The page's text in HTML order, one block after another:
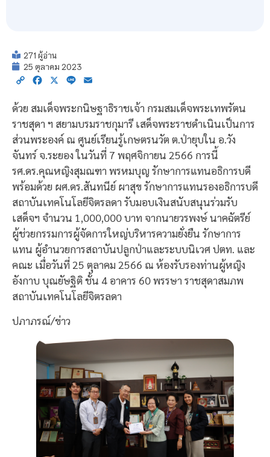
271 ผู้อ่าน
25 ตุลาคม 2023
Copy Facebook
X Line
ด้วย สมเด็จพระกนิษฐาธิราชเจ้า กรมสมเด็จพระเทพรัตน
ราชสุดา ฯ สยามบรมราชกุมารี เสด็จพระราชดำเนินเป็นการ
ส่วนพระองค์ ณ ศูนย์เรียนรู้เกษตรนวัต ต.ป่ายุบใน อ.วัง
จันทร์ จ.ระยอง ในวันที่ 7 พฤศจิกายน 2566 การนี้
รศ.ดร.คุณหญิงสุมณฑา พรหมบุญ รักษาการแทนอธิการบดี
พร้อมด้วย ผศ.ดร.สันทนีย์ ผาสุข รักษาการแทนรองอธิการบดี
สถาบันเทคโนโลยีจิตรลดา รับมอบเงินสนับสนุนร่วมรับ
เสด็จฯ จำนวน 1,000,000 บาท จากนายวรพงษ์ นาคฉัตรีย์
ผู้ช่วยกรรมการผู้จัดการใหญ่บริหารความยั่งยืน รักษาการ
แทน ผู้อำนวยการสถาบันปลูกป่าและระบบนิเวศ ปตท. และ
คณะ เมื่อวันที่ 25 ตุลาคม 2566 ณ ห้องรับรองท่านผู้หญิง
อังกาบ บุณยัษฐิติ ชั้น 4 อาคาร 60 พรรษา ราชสุดาสมภพ
สถาบันเทคโนโลยีจิตรลดา
ปภาภรณ์/ข่าว